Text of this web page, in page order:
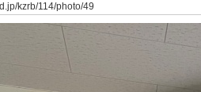
kzrb/114/photo/49